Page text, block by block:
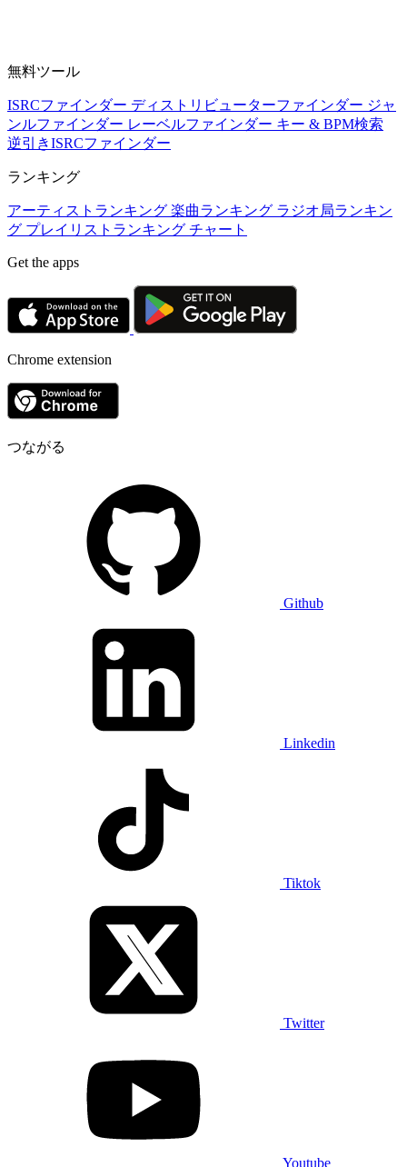
無料ツール
ISRCファインダー ディストリビューターファインダー ジャ
ンルファインダー レーベルファインダー キー & BPM検索
逆引きISRCファインダー
ランキング
アーティストランキング 楽曲ランキング ラジオ局ランキン
グ プレイリストランキング チャート
Get the apps
Chrome extension
つながる
Github
Linkedin
Tiktok
Twitter
Youtube